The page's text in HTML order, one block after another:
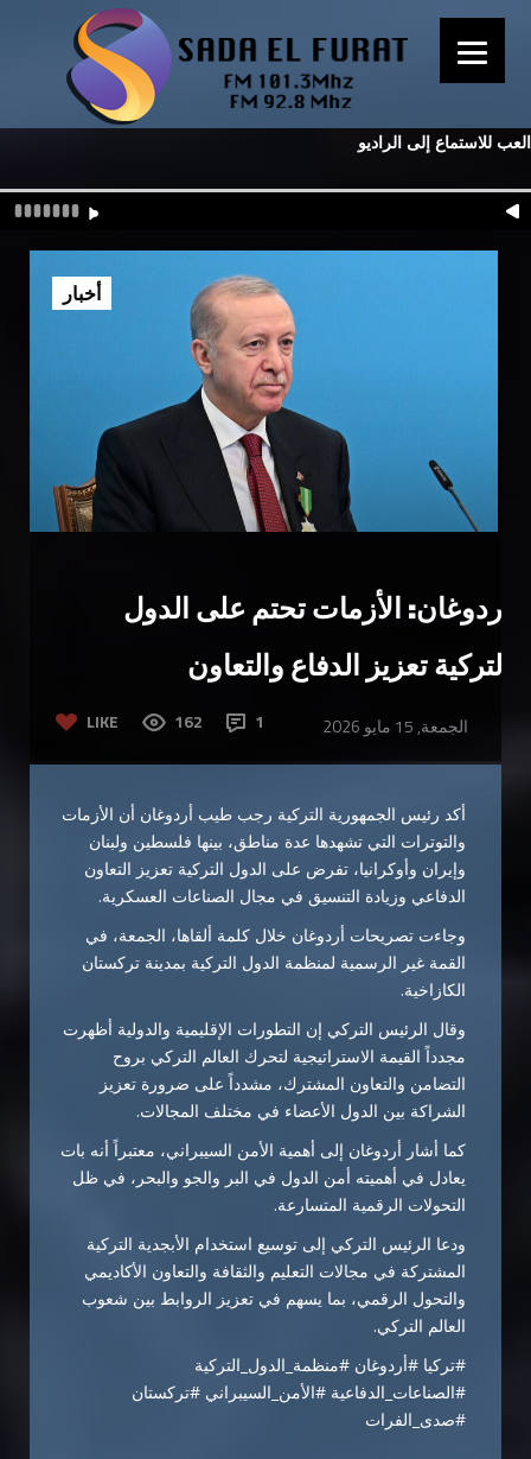
العب للاستماع إلى الراديو
أردوغان: الأزمات تحتم على الدول
التركية تعزيز الدفاع والتعاون
LIKE 162 1 الجمعة, 15 مايو 2026
أخبار
أكد رئيس الجمهورية التركية رجب طيب أردوغان أن الأزمات
والتوترات التي تشهدها عدة مناطق، بينها فلسطين ولبنان
وإيران وأوكرانيا، تفرض على الدول التركية تعزيز التعاون
الدفاعي وزيادة التنسيق في مجال الصناعات العسكرية.
وجاءت تصريحات أردوغان خلال كلمة ألقاها، الجمعة، في
القمة غير الرسمية لمنظمة الدول التركية بمدينة تركستان
الكازاخية.
وقال الرئيس التركي إن التطورات الإقليمية والدولية أظهرت
مجدداً القيمة الاستراتيجية لتحرك العالم التركي بروح
التضامن والتعاون المشترك، مشدداً على ضرورة تعزيز
الشراكة بين الدول الأعضاء في مختلف المجالات.
كما أشار أردوغان إلى أهمية الأمن السيبراني، معتبراً أنه بات
يعادل في أهميته أمن الدول في البر والجو والبحر، في ظل
التحولات الرقمية المتسارعة.
ودعا الرئيس التركي إلى توسيع استخدام الأبجدية التركية
المشتركة في مجالات التعليم والثقافة والتعاون الأكاديمي
والتحول الرقمي، بما يسهم في تعزيز الروابط بين شعوب
العالم التركي.
#تركيا #أردوغان #منظمة_الدول_التركية
#الصناعات_الدفاعية #الأمن_السيبراني #تركستان
#صدى_الفرات